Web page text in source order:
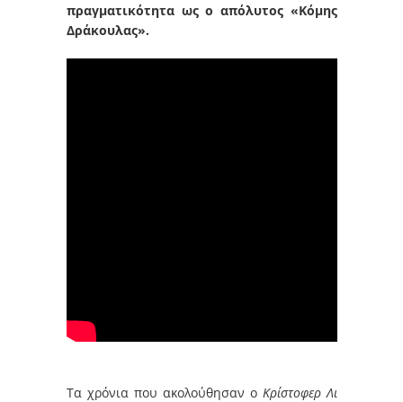
πραγματικότητα ως ο απόλυτος «Κόμης
Δράκουλας».
Τα χρόνια που ακολούθησαν οΚρίστοφερ Λι